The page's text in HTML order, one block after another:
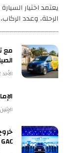
يعتمد اختيار
الرحلة، وعدد
مع
الأحد 02 أغسطس 7:08 م
الإثنين 20 يوليو 3:43 م
GAC إيذانًا ببدء مرحلة جديدة من النمو العالمي